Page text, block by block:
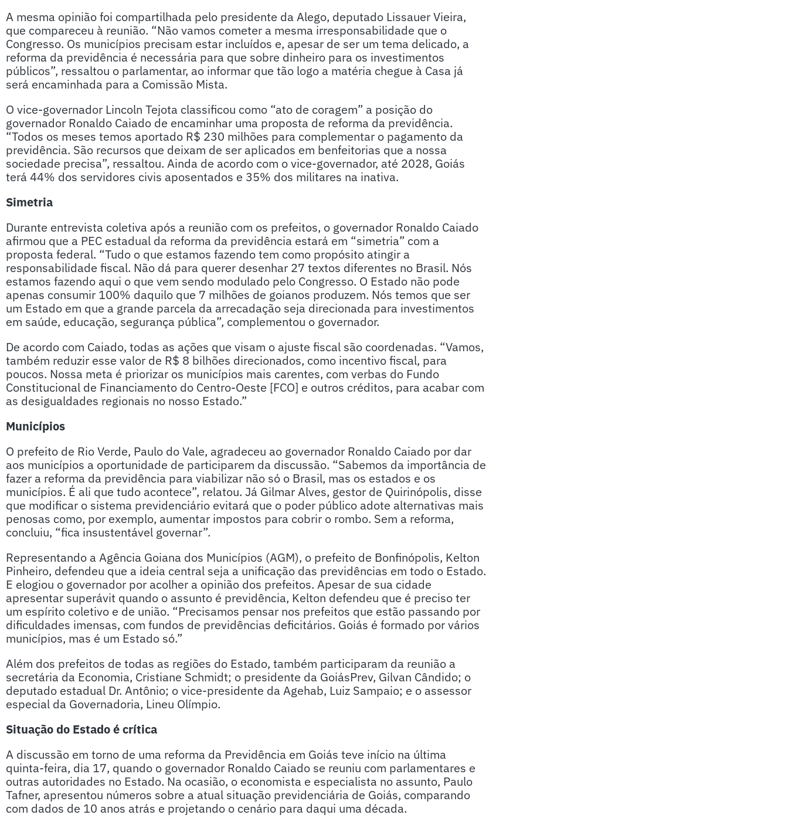
A mesma opinião foi compartilhada pelo presidente da Alego, deputado Lissauer Vieira,
que compareceu à reunião. “Não vamos cometer a mesma irresponsabilidade que o
Congresso. Os municípios precisam estar incluídos e, apesar de ser um tema delicado, a
reforma da previdência é necessária para que sobre dinheiro para os investimentos
públicos”, ressaltou o parlamentar, ao informar que tão logo a matéria chegue à Casa já
será encaminhada para a Comissão Mista.
O vice-governador Lincoln Tejota classificou como “ato de coragem” a posição do
governador Ronaldo Caiado de encaminhar uma proposta de reforma da previdência.
“Todos os meses temos aportado R$ 230 milhões para complementar o pagamento da
previdência. São recursos que deixam de ser aplicados em benfeitorias que a nossa
sociedade precisa”, ressaltou. Ainda de acordo com o vice-governador, até 2028, Goiás
terá 44% dos servidores civis aposentados e 35% dos militares na inativa.
Simetria
Durante entrevista coletiva após a reunião com os prefeitos, o governador Ronaldo Caiado
afirmou que a PEC estadual da reforma da previdência estará em “simetria” com a
proposta federal. “Tudo o que estamos fazendo tem como propósito atingir a
responsabilidade fiscal. Não dá para querer desenhar 27 textos diferentes no Brasil. Nós
estamos fazendo aqui o que vem sendo modulado pelo Congresso. O Estado não pode
apenas consumir 100% daquilo que 7 milhões de goianos produzem. Nós temos que ser
um Estado em que a grande parcela da arrecadação seja direcionada para investimentos
em saúde, educação, segurança pública”, complementou o governador.
De acordo com Caiado, todas as ações que visam o ajuste fiscal são coordenadas. “Vamos,
também reduzir esse valor de R$ 8 bilhões direcionados, como incentivo fiscal, para
poucos. Nossa meta é priorizar os municípios mais carentes, com verbas do Fundo
Constitucional de Financiamento do Centro-Oeste [FCO] e outros créditos, para acabar com
as desigualdades regionais no nosso Estado.”
Municípios
O prefeito de Rio Verde, Paulo do Vale, agradeceu ao governador Ronaldo Caiado por dar
aos municípios a oportunidade de participarem da discussão. “Sabemos da importância de
fazer a reforma da previdência para viabilizar não só o Brasil, mas os estados e os
municípios. É ali que tudo acontece”, relatou. Já Gilmar Alves, gestor de Quirinópolis, disse
que modificar o sistema previdenciário evitará que o poder público adote alternativas mais
penosas como, por exemplo, aumentar impostos para cobrir o rombo. Sem a reforma,
concluiu, “fica insustentável governar”.
Representando a Agência Goiana dos Municípios (AGM), o prefeito de Bonfinópolis, Kelton
Pinheiro, defendeu que a ideia central seja a unificação das previdências em todo o Estado.
E elogiou o governador por acolher a opinião dos prefeitos. Apesar de sua cidade
apresentar superávit quando o assunto é previdência, Kelton defendeu que é preciso ter
um espírito coletivo e de união. “Precisamos pensar nos prefeitos que estão passando por
dificuldades imensas, com fundos de previdências deficitários. Goiás é formado por vários
municípios, mas é um Estado só.”
Além dos prefeitos de todas as regiões do Estado, também participaram da reunião a
secretária da Economia, Cristiane Schmidt; o presidente da GoiásPrev, Gilvan Cândido; o
deputado estadual Dr. Antônio; o vice-presidente da Agehab, Luiz Sampaio; e o assessor
especial da Governadoria, Lineu Olímpio.
Situação do Estado é crítica
A discussão em torno de uma reforma da Previdência em Goiás teve início na última
quinta-feira, dia 17, quando o governador Ronaldo Caiado se reuniu com parlamentares e
outras autoridades no Estado. Na ocasião, o economista e especialista no assunto, Paulo
Tafner, apresentou números sobre a atual situação previdenciária de Goiás, comparando
com dados de 10 anos atrás e projetando o cenário para daqui uma década.